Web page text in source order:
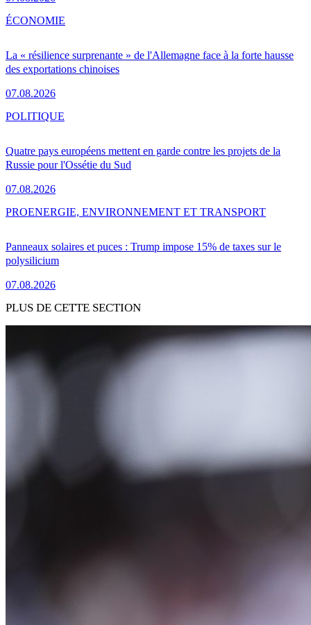
La « résilience surprenante » de l'Allemagne face à la forte hausse
des exportations chinoises
07.08.2026
ÉCONOMIE
Quatre pays européens mettent en garde contre les projets de la
Russie pour l'Ossétie du Sud
07.08.2026
POLITIQUE
Panneaux solaires et puces : Trump impose 15% de taxes sur le
polysilicium
07.08.2026
PROENERGIE, ENVIRONNEMENT ET TRANSPORT
PLUS DE CETTE SECTION